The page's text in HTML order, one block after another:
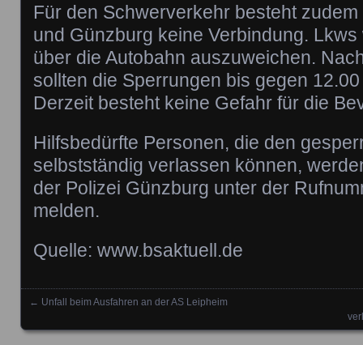
Für den Schwerverkehr besteht
und Günzburg keine Verbindung.
über die Autobahn auszuweichen.
sollten die Sperrungen bis gegen
Derzeit besteht keine Gefahr für die
Hilfsbedürfte Personen, die den
selbstständig verlassen können,
der Polizei Günzburg unter der
melden.
Quelle: www.bsaktuell.de
← Unfall beim Ausfahren an der AS Leipheim